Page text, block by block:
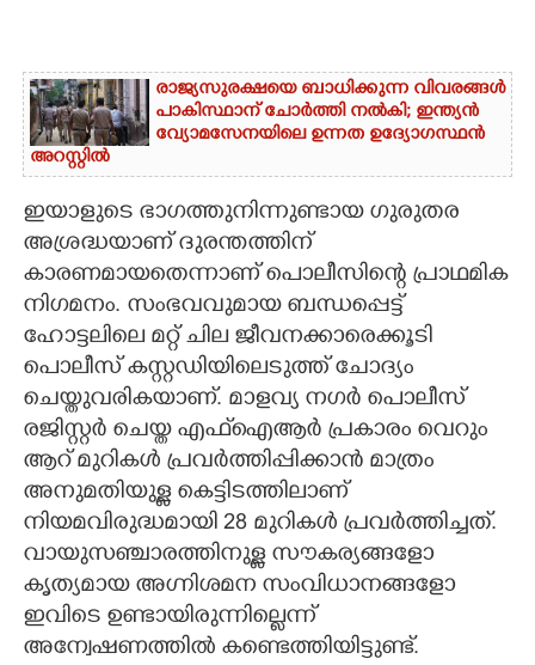
രാജ്യസുരക്ഷയെ ബാധിക്കുന്ന വിവരങ്ങൾ
പാകിസ്ഥാന് ചോ‌ർത്തി നൽകി; ഇന്ത്യൻ
വ്യോമസേനയിലെ ഉന്നത ഉദ്യോഗസ്ഥൻ
അറസ്റ്റിൽ
ഇയാളുടെ ഭാഗത്തുനിന്നുണ്ടായ ഗുരുതര
അശ്രദ്ധയാണ് ദുരന്തത്തിന്
കാരണമായതെന്നാണ് പൊലീസിന്റെ പ്രാഥമിക
നിഗമനം. സംഭവവുമായ ബന്ധപ്പെട്ട്
ഹോട്ടലിലെ മറ്റ് ചില ജീവനക്കാരെക്കൂടി
പൊലീസ് കസ്റ്റഡിയിലെടുത്ത് ചോദ്യം
ചെയ്തുവരികയാണ്. മാളവ്യ നഗർ പൊലീസ്
രജിസ്റ്റർ ചെയ്ത എഫ്ഐആർ പ്രകാരം വെറും
ആറ് മുറികൾ പ്രവർത്തിപ്പിക്കാൻ മാത്രം
അനുമതിയുള്ള കെട്ടിടത്തിലാണ്
നിയമവിരുദ്ധമായി 28 മുറികൾ പ്രവർത്തിച്ചത്.
വായുസഞ്ചാരത്തിനുള്ള സൗകര്യങ്ങളോ
കൃത്യമായ അഗ്നിശമന സംവിധാനങ്ങളോ
ഇവിടെ ഉണ്ടായിരുന്നില്ലെന്ന്
അന്വേഷണത്തിൽ കണ്ടെത്തിയിട്ടുണ്ട്.